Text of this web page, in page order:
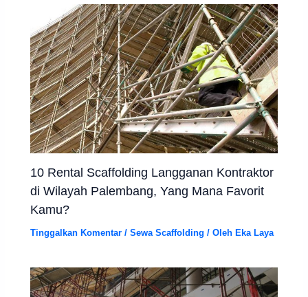
10 Rental Scaffolding Langganan Kontraktor
di Wilayah Palembang, Yang Mana Favorit
Kamu?
Tinggalkan Komentar /Sewa Scaffolding / Oleh Eka Laya